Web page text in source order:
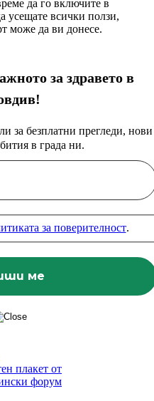
да го включите в
усещате всички ползи,
може да ви донесе.
за здравето в
за безплатни прегледи, нови
в града ни.
за поверителност.
плакет от
форум